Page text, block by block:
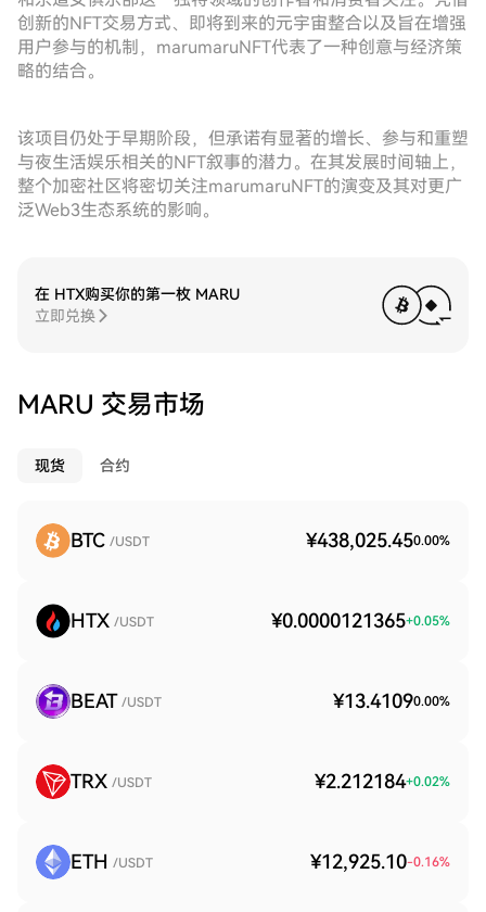
创新的NFT交易方式、即将到来的元宇宙整合以及旨在增强
用户参与的机制，marumaruNFT代表了一种创意与经济策
略的结合。
该项目仍处于早期阶段，但承诺有显著的增长、参与和重塑
与夜生活娱乐相关的NFT叙事的潜力。在其发展时间轴上，
整个加密社区将密切关注marumaruNFT的演变及其对更广
泛Web3生态系统的影响。
在 HTX购买你的第一枚 MARU
立即兑换
MARU 交易市场
现货 合约
BTC /USDT ¥438,025.450.00%
HTX /USDT ¥0.0000121365+0.05%
BEAT /USDT ¥13.41090.00%
TRX /USDT ¥2.212184+0.02%
ETH /USDT ¥12,925.10-0.16%